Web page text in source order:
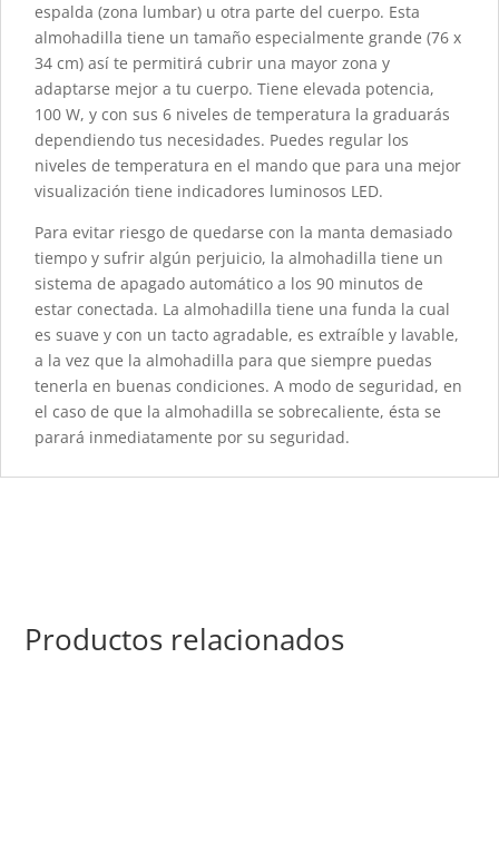
espalda (zona lumbar) u otra parte del cuerpo. Esta
almohadilla tiene un tamaño especialmente grande (76 x
34 cm) así te permitirá cubrir una mayor zona y
adaptarse mejor a tu cuerpo. Tiene elevada potencia,
100 W, y con sus 6 niveles de temperatura la graduarás
dependiendo tus necesidades. Puedes regular los
niveles de temperatura en el mando que para una mejor
visualización tiene indicadores luminosos LED.
Para evitar riesgo de quedarse con la manta demasiado
tiempo y sufrir algún perjuicio, la almohadilla tiene un
sistema de apagado automático a los 90 minutos de
estar conectada. La almohadilla tiene una funda la cual
es suave y con un tacto agradable, es extraíble y lavable,
a la vez que la almohadilla para que siempre puedas
tenerla en buenas condiciones. A modo de seguridad, en
el caso de que la almohadilla se sobrecaliente, ésta se
parará inmediatamente por su seguridad.
Productos relacionados